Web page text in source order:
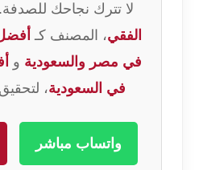
لا تترك نجاحك
الفقي، المصنف كـ
في مصر والسعودية و
في السعودية،
واتساب مباشر